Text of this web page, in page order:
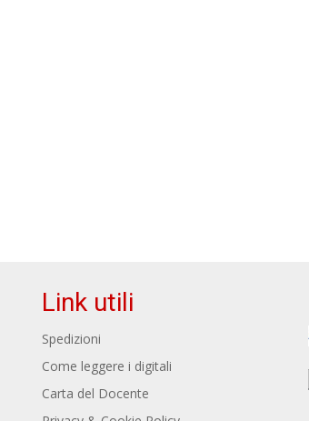
Link utili
Spedizioni
Come leggere i digitali
Carta del Docente